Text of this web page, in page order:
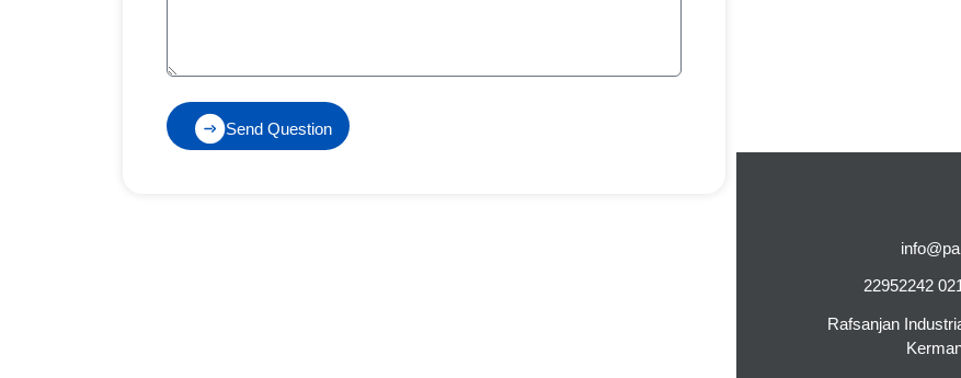
Rafsanjan
Send Question